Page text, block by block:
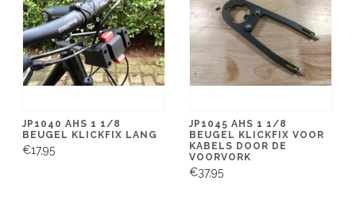
JP1040 AHS 1 1/8
BEUGEL KLICKFIX LANG
€17,95
JP1045 AHS 1 1/8
BEUGEL KLICKFIX VOOR
KABELS DOOR DE
VOORVORK
€37,95